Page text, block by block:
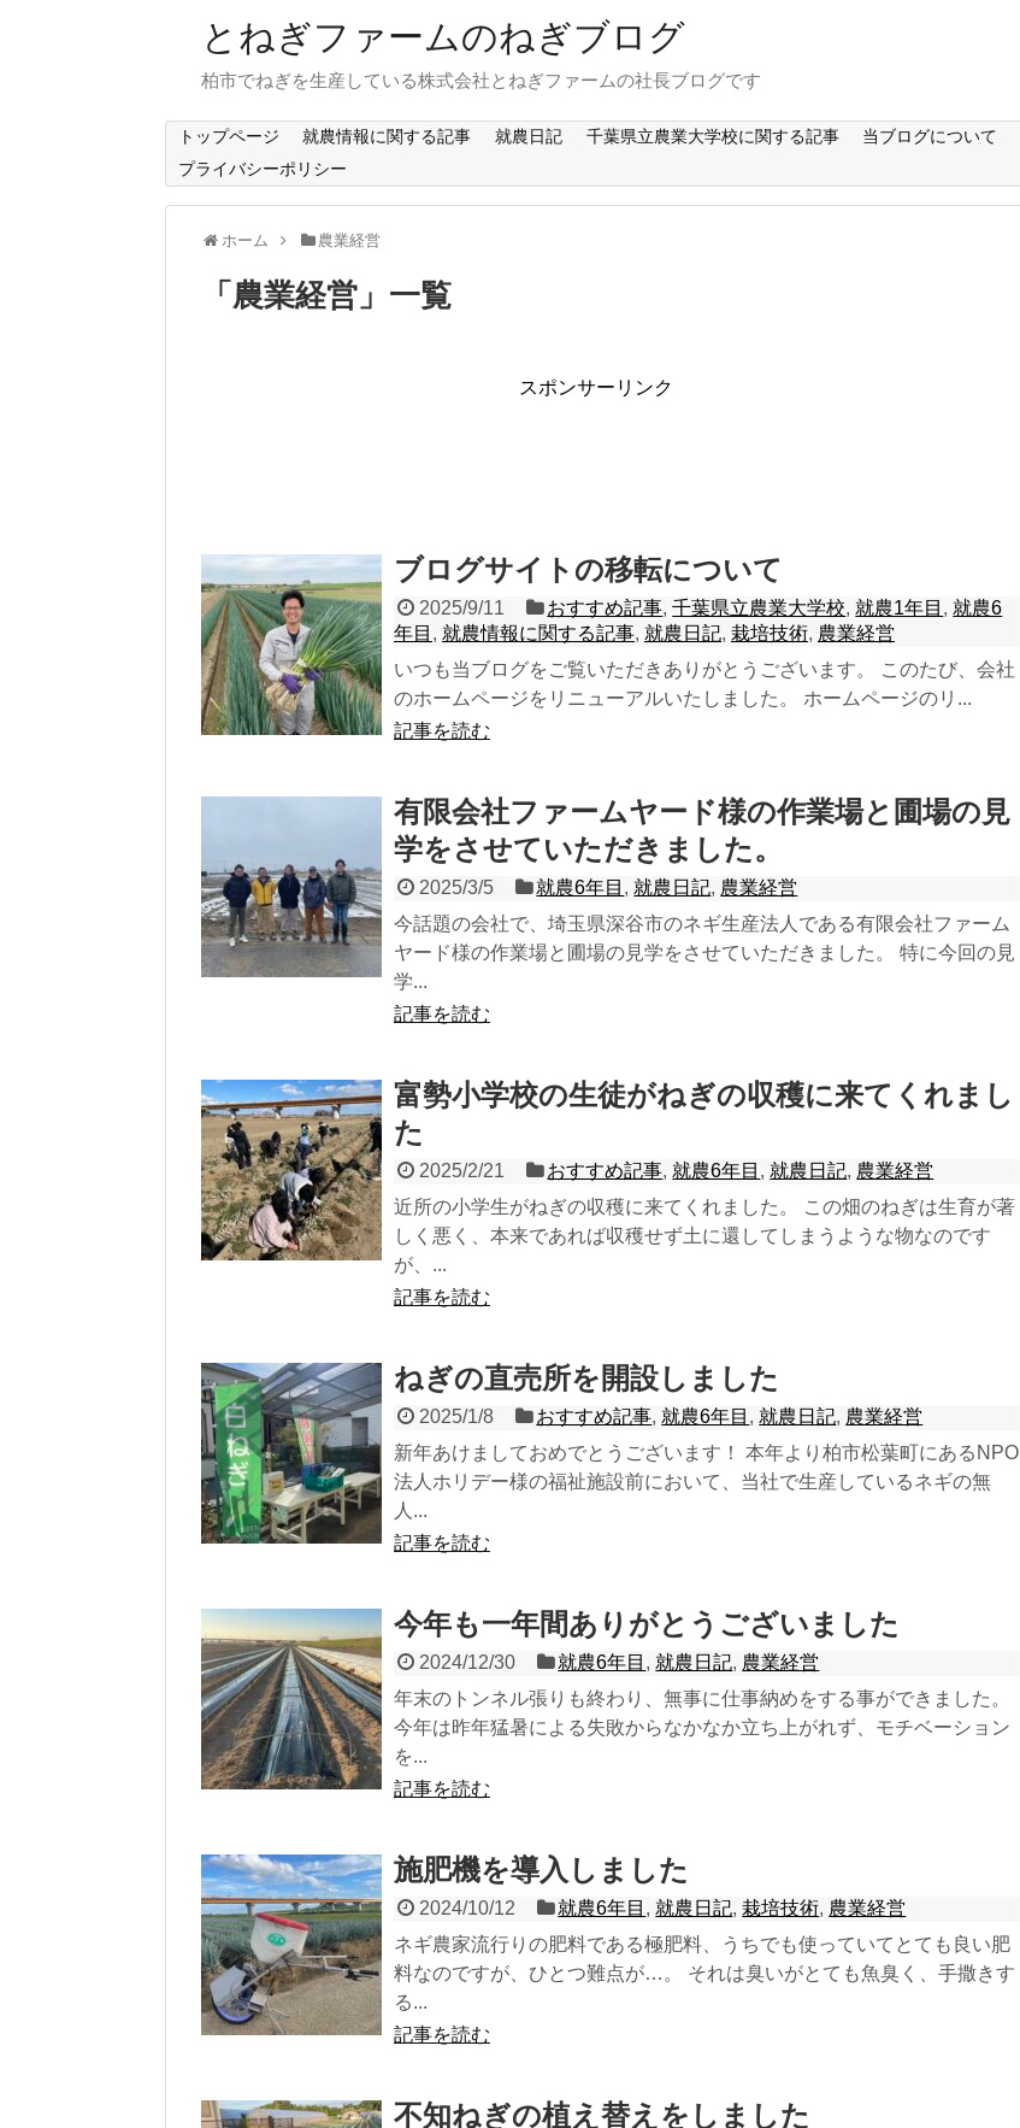
とねぎファームのねぎブログ
柏市でねぎを生産している株式会社とねぎファームの社長ブログです
トップページ 就農情報に関する記事 就農日記 千葉県立農業大学校に関する記事 当ブログについて
プライバシーポリシー
ホーム 農業経営
「 農業経営 」 一覧
スポンサーリンク
ブログサイトの移転について
2025/9/11 おすすめ記事,千葉県立農業大学校, 就農1年目 , 就農6
年目 , 就農情報に関する記事, 就農日記, 栽培技術, 農業経営
いつも当ブログをご覧いただきありがとうございます。 このたび、会社
のホームページをリニューアルいたしました。 ホームページのリ...
記事を読む
有限会社ファームヤード様の作業場と圃場の見
学をさせていただきました。
2025/3/5 就農6年目 , 就農日記, 農業経営
今話題の会社で、埼玉県深谷市のネギ生産法人である有限会社ファーム
ヤード様の作業場と圃場の見学をさせていただきました。 特に今回の見
学...
記事を読む
富勢小学校の生徒がねぎの収穫に来てくれまし
た
2025/2/21 おすすめ記事, 就農6年目 , 就農日記, 農業経営
近所の小学生がねぎの収穫に来てくれました。 この畑のねぎは生育が著
しく悪く、本来であれば収穫せず土に還してしまうような物なのです
が、...
記事を読む
ねぎの直売所を開設しました
2025/1/8 おすすめ記事, 就農6年目 , 就農日記, 農業経営
新年あけましておめでとうございます！ 本年より柏市松葉町にあるNPO
法人ホリデー様の福祉施設前において、当社で生産しているネギの無
人...
記事を読む
今年も一年間ありがとうございました
2024/12/30 就農6年目 , 就農日記, 農業経営
年末のトンネル張りも終わり、無事に仕事納めをする事ができました。
今年は昨年猛暑による失敗からなかなか立ち上がれず、モチベーション
を...
記事を読む
施肥機を導入しました
2024/10/12 就農6年目 , 就農日記,栽培技術, 農業経営
ネギ農家流行りの肥料である極肥料、うちでも使っていてとても良い肥
料なのですが、ひとつ難点が…。 それは臭いがとても魚臭く、手撒きす
る...
記事を読む
不知ねぎの植え替えをしました